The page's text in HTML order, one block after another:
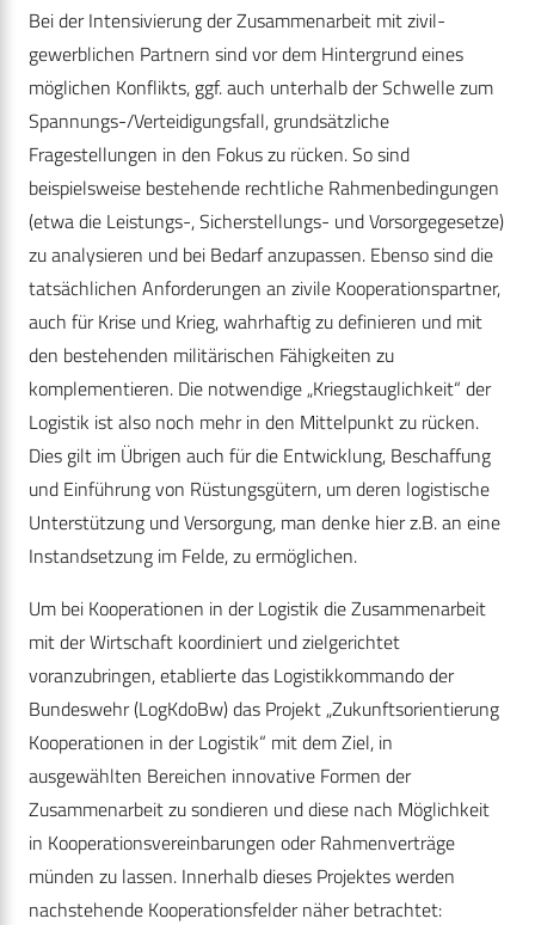
Bei der Intensivierung der Zusammenarbeit mit zivil-
gewerblichen Partnern sind vor dem Hintergrund eines
möglichen Konflikts, ggf. auch unterhalb der Schwelle zum
Spannungs-/Verteidigungsfall, grundsätzliche
Fragestellungen in den Fokus zu rücken. So sind
beispielsweise bestehende rechtliche Rahmenbedingungen
(etwa die Leistungs-, Sicher­stellungs- und Vorsorgegesetze)
zu analysieren und bei Bedarf anzupassen. Ebenso sind die
tatsächlichen Anforderungen an zivile Kooperationspartner,
auch für Krise und Krieg, wahrhaftig zu definieren und mit
den bestehenden militärischen Fähigkeiten zu
komplementieren. Die notwendige „Kriegstauglichkeit“ der
Logistik ist also noch mehr in den Mittelpunkt zu rücken.
Dies gilt im Übrigen auch für die Entwicklung, Beschaffung
und Einführung von Rüstungsgütern, um deren logistische
Unterstützung und Versorgung, man denke hier z.B. an eine
Instandsetzung im Felde, zu ermöglichen.
Um bei Kooperationen in der Logistik die Zusammenarbeit
mit der Wirtschaft koordiniert und zielgerichtet
voranzubringen, etablierte das Logistikkommando der
Bundeswehr (LogKdoBw) das Projekt „Zukunftsorientierung
Kooperationen in der Logistik“ mit dem Ziel, in
ausgewählten Bereichen innovative Formen der
Zusammenarbeit zu sondieren und diese nach Möglichkeit
in Kooperationsvereinbarungen oder Rahmenverträge
münden zu lassen. Innerhalb dieses Projektes werden
nachstehende Koopera­tionsfelder näher betrachtet: